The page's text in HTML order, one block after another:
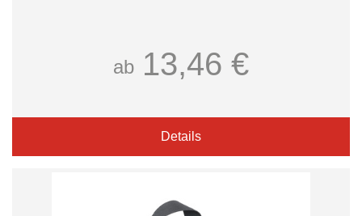
ab 13,46 €
Details